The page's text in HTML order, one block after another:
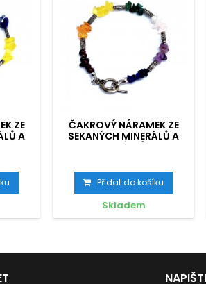
ZE
A
ČAKROVÝ NÁRAMEK ZE
SEKANÝCH MINERÁLŮ A
Přidat do košíku
Skladem